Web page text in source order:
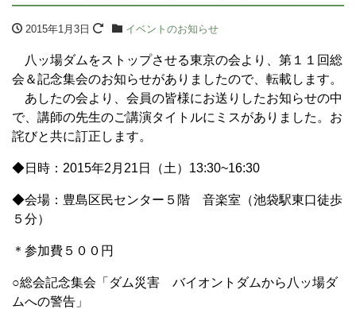
2015年1月3日 イベントのお知らせ
八ッ場ダムをストップさせる東京の会より、第１１回総
会＆記念集会のお知らせがありましたので、転載します。
あしたの会より、会員の皆様にお送りしたお知らせの中
で、講師の先生のご講演タイトルにミスがありました。お
詫びと共に訂正します。
◆日時：2015年2月21日（土）13:30~16:30
◆会場：豊島区民センター５階 音楽室（池袋駅東口徒歩
５分）
＊参加費５００円
○総会記念集会「ダム災害 バイオントダムから八ッ場ダ
ムへの警告」